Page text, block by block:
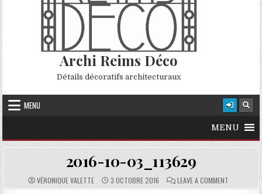
Archi Reims Déco
Détails décoratifs architecturaux
MENU
MENU
2016-10-03_113629
AUTHOR:
VÉRONIQUE VALETTE PUBLISHED DATE:
3 OCTOBRE 2016 COMMENTS:
LEAVE A COMMENTON 2016-